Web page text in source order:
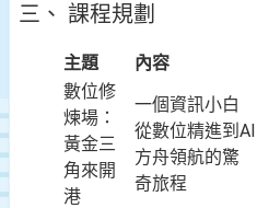
三、 課程規劃
主題 內容
數位修
煉場：
黃金三
角來開
港
一個資訊小白
從數位精進到AI
方舟領航的驚
奇旅程